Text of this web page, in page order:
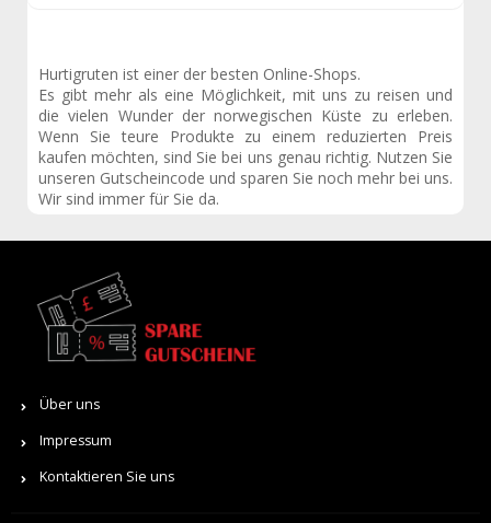
Hurtigruten ist einer der besten Online-Shops.
Es gibt mehr als eine Möglichkeit, mit uns zu reisen und
die vielen Wunder der norwegischen Küste zu erleben.
Wenn Sie teure Produkte zu einem reduzierten Preis
kaufen möchten, sind Sie bei uns genau richtig. Nutzen Sie
unseren Gutscheincode und sparen Sie noch mehr bei uns.
Wir sind immer für Sie da.
Über uns
Impressum
Kontaktieren Sie uns